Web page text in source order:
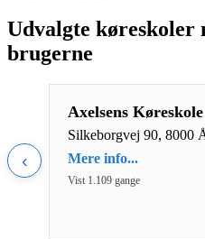
Udvalgte køreskoler
brugerne
‹
Axelsens Køreskole
Silkeborgvej 90, 8000
Mere info...
Vist 1.109 gange